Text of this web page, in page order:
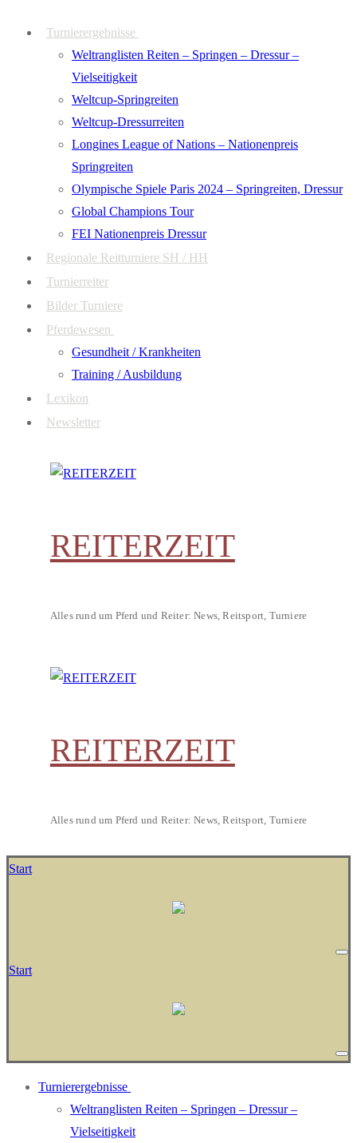
Turnierergebnisse
Weltranglisten Reiten – Springen – Dressur –
Vielseitigkeit
Weltcup-Springreiten
Weltcup-Dressurreiten
Longines League of Nations – Nationenpreis
Springreiten
Olympische Spiele Paris 2024 – Springreiten, Dressur
Global Champions Tour
FEI Nationenpreis Dressur
Regionale Reitturniere SH / HH
Turnierreiter
Bilder Turniere
Pferdewesen
Gesundheit / Krankheiten
Training / Ausbildung
Lexikon
Newsletter
REITERZEIT
Alles rund um Pferd und Reiter: News, Reitsport, Turniere
REITERZEIT
Alles rund um Pferd und Reiter: News, Reitsport, Turniere
Start
Start
Turnierergebnisse
Weltranglisten Reiten – Springen – Dressur –
Vielseitigkeit